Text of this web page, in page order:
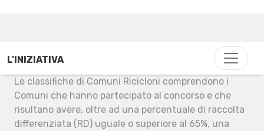
L’INIZIATIVA
Le classifiche di Comuni Ricicloni comprendono i
Comuni che hanno partecipato al concorso e che
risultano avere, oltre ad una percentuale di raccolta
differenziata (RD) uguale o superiore al 65%, una